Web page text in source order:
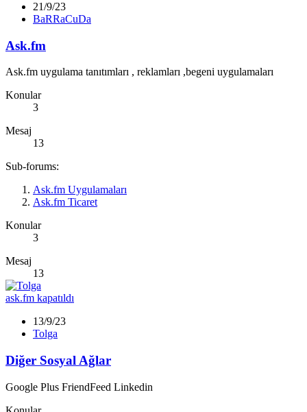
21/9/23
BaRRaCuDa
Ask.fm
Ask.fm uygulama tanıtımları , reklamları ,begeni uygulamaları
Konular
3
Mesaj
13
Sub-forums:
Ask.fm Uygulamaları
Ask.fm Ticaret
Konular
3
Mesaj
13
ask.fm kapatıldı
13/9/23
Tolga
Diğer Sosyal Ağlar
Google Plus FriendFeed Linkedin